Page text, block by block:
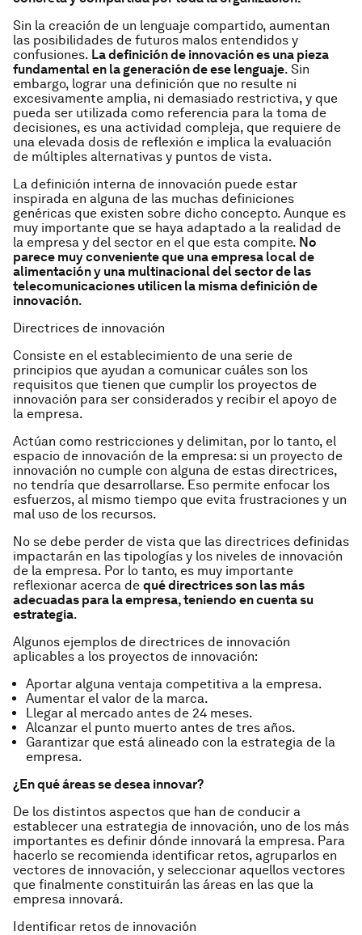
Sin la creación de un lenguaje compartido, aumentan
las posibilidades de futuros malos entendidos y
confusiones. La definición de innovación es una pieza
fundamental en la generación de ese lenguaje. Sin
embargo, lograr una definición que no resulte ni
excesivamente amplia, ni demasiado restrictiva, y que
pueda ser utilizada como referencia para la toma de
decisiones, es una actividad compleja, que requiere de
una elevada dosis de reflexión e implica la evaluación
de múltiples alternativas y puntos de vista.
La definición interna de innovación puede estar
inspirada en alguna de las muchas definiciones
genéricas que existen sobre dicho concepto. Aunque es
muy importante que se haya adaptado a la realidad de
la empresa y del sector en el que esta compite. No
parece muy conveniente que una empresa local de
alimentación y una multinacional del sector de las
telecomunicaciones utilicen la misma definición de
innovación.
Directrices de innovación
Consiste en el establecimiento de una serie de
principios que ayudan a comunicar cuáles son los
requisitos que tienen que cumplir los proyectos de
innovación para ser considerados y recibir el apoyo de
la empresa.
Actúan como restricciones y delimitan, por lo tanto, el
espacio de innovación de la empresa: si un proyecto de
innovación no cumple con alguna de estas directrices,
no tendría que desarrollarse. Eso permite enfocar los
esfuerzos, al mismo tiempo que evita frustraciones y un
mal uso de los recursos.
No se debe perder de vista que las directrices definidas
impactarán en las tipologías y los niveles de innovación
de la empresa. Por lo tanto, es muy importante
reflexionar acerca de qué directrices son las más
adecuadas para la empresa, teniendo en cuenta su
estrategia.
Algunos ejemplos de directrices de innovación
aplicables a los proyectos de innovación:
Aportar alguna ventaja competitiva a la empresa.
Aumentar el valor de la marca.
Llegar al mercado antes de 24 meses.
Alcanzar el punto muerto antes de tres años.
Garantizar que está alineado con la estrategia de la
empresa.
¿En qué áreas se desea innovar?
De los distintos aspectos que han de conducir a
establecer una estrategia de innovación, uno de los más
importantes es definir dónde innovará la empresa. Para
hacerlo se recomienda identificar retos, agruparlos en
vectores de innovación, y seleccionar aquellos vectores
que finalmente constituirán las áreas en las que la
empresa innovará.
Identificar retos de innovación